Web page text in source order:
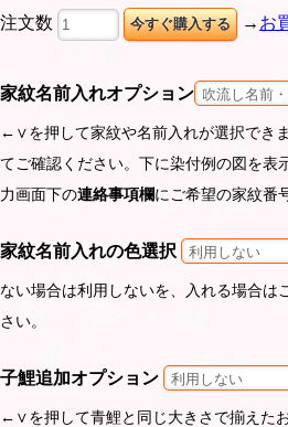
注文数 → お
家紋名前入れオプション
←∨を押して家紋や名前入れが選択でき
てご確認ください。下に染付例の図を表
力画面下の連絡事項欄にご希望の家紋番
家紋名前入れの色選択
ない場合は利用しないを、入れる場合は
さい。
子鯉追加オプション
←∨を押して青鯉と同じ大きさで揃えた